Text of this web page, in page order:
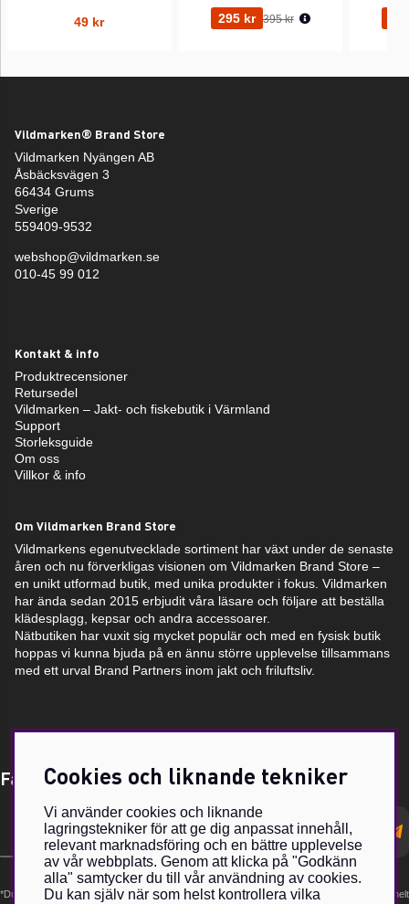
49 kr 295 kr Ordinarie pris:
395 kr
Vildmarken® Brand Store
Vildmarken Nyängen AB
Åsbäcksvägen 3
66434 Grums
Sverige
559409-9532
webshop@vildmarken.se
010-45 99 012
Kontakt & info
Produktrecensioner
Retursedel
Vildmarken – Jakt- och fiskebutik i Värmland
Support
Storleksguide
Om oss
Villkor & info
Om Vildmarken Brand Store
Vildmarkens egenutvecklade sortiment har växt under de senaste
åren och nu förverkligas visionen om Vildmarken Brand Store –
en unikt utformad butik, med unika produkter i fokus. Vildmarken
har ända sedan 2015 erbjudit våra läsare och följare att beställa
klädesplagg, kepsar och andra accessoarer.
Nätbutiken har vuxit sig mycket populär och med en fysisk butik
hoppas vi kunna bjuda på en ännu större upplevelse tillsammans
med ett urval Brand Partners inom jakt och friluftsliv.
Få Magasin Vildmarken direkt till din e-post!*
postadress
*Du kan även få erbjudanden och nyheter från samarbetspartners. Din prenumeration är helt
Cookies och liknande tekniker
Vi använder cookies och liknande
lagringstekniker för att ge dig anpassat innehåll,
relevant marknadsföring och en bättre upplevelse
av vår webbplats. Genom att klicka på "Godkänn
alla" samtycker du till vår användning av cookies.
Du kan själv när som helst kontrollera vilka